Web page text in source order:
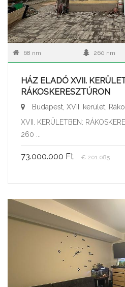
68 nm 260 nm
HÁZ ELADÓ XVII.
RÁKOSKERESZTÚRON
Budapest, XVII. kerület,
XVII. KERÜLETBEN:
260 ...
73.000.000 Ft € 201.085